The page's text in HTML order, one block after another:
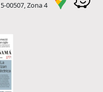
00507, Zona 4